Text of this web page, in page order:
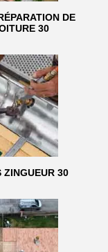
DE
30
ZINGUEUR 30